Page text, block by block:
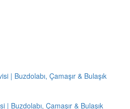
| Buzdolabı, Çamaşır & Bulaşık
| Buzdolabı, Çamaşır & Bulaşık